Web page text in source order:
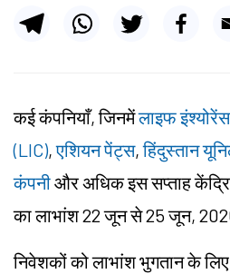
कई कंपनियाँ, जिनमेंलाइफ
(LIC),एशियन पेंट्स,हिंदुस्तान
कंपनीऔर अधिक इस सप्ताह
का लाभांश 22 जून से 25 जून,
निवेशकों को लाभांश भुगतान के